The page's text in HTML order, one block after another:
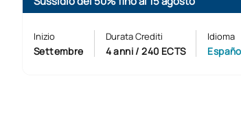
Inizio
Settembre
Durata Crediti
4 anni / 240 ECTS
Idioma